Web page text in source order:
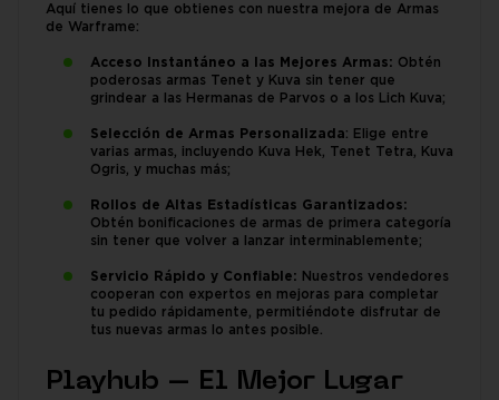
Aquí tienes lo que obtienes con nuestra mejora de Armas
de Warframe:
Acceso Instantáneo a las Mejores Armas: Obtén
poderosas armas Tenet y Kuva sin tener que
grindear a las Hermanas de Parvos o a los Lich Kuva;
Selección de Armas Personalizada: Elige entre
varias armas, incluyendo Kuva Hek, Tenet Tetra, Kuva
Ogris, y muchas más;
Rollos de Altas Estadísticas Garantizados:
Obtén bonificaciones de armas de primera categoría
sin tener que volver a lanzar interminablemente;
Servicio Rápido y Confiable: Nuestros vendedores
cooperan con expertos en mejoras para completar
tu pedido rápidamente, permitiéndote disfrutar de
tus nuevas armas lo antes posible.
Playhub – El Mejor Lugar